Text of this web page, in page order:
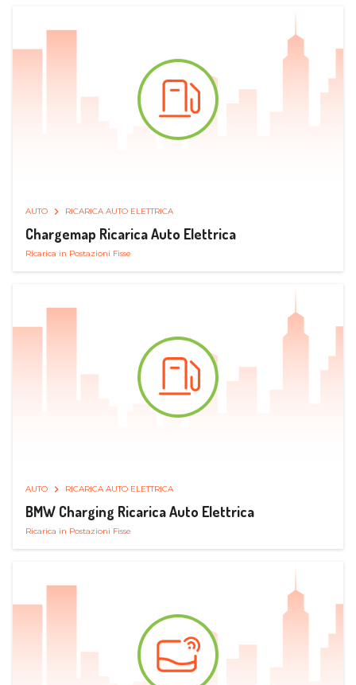
AUTO RICARICA AUTO ELETTRICA
Chargemap Ricarica Auto Elettrica
Ricarica in Postazioni Fisse
AUTO RICARICA AUTO ELETTRICA
BMW Charging Ricarica Auto Elettrica
Ricarica in Postazioni Fisse